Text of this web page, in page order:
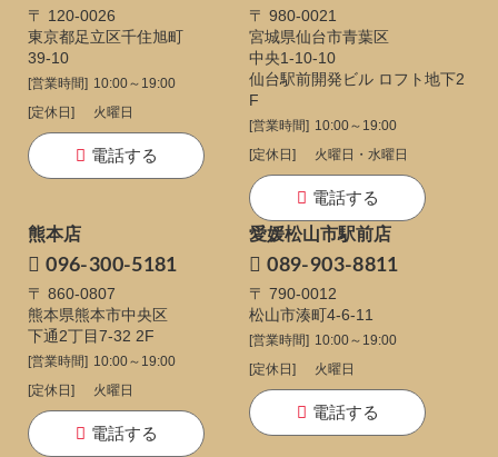
〒 120-0026
東京都足立区千住旭町
39-10
[営業時間] 10:00～19:00
[定休日]
火曜日
電話する
〒 980-0021
宮城県仙台市青葉区
中央1-10-10
仙台駅前開発ビル ロフト地下2
F
[営業時間] 10:00～19:00
[定休日]
火曜日・水曜日
電話する
熊本店
096-300-5181
〒 860-0807
熊本県熊本市中央区
下通2丁目7-32 2F
[営業時間] 10:00～19:00
[定休日]
火曜日
電話する
愛媛松山市駅前店
089-903-8811
〒 790-0012
松山市湊町4-6-11
[営業時間] 10:00～19:00
[定休日]
火曜日
電話する